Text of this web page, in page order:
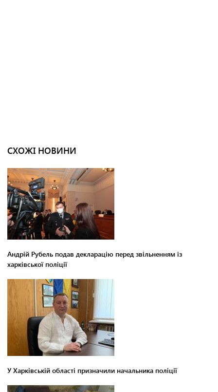
СХОЖІ НОВИНИ
Андрій Рубель подав декларацію перед звільненням із
харківської поліції
У Харківській області призначили начальника поліції